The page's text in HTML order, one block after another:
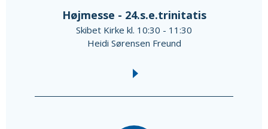
Højmesse - 24.s.e.trinitatis
Skibet Kirke kl. 10:30 - 11:30
Heidi Sørensen Freund